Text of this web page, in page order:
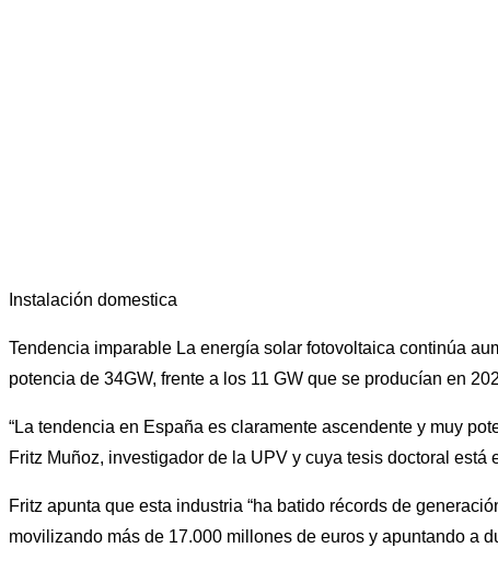
Instalación domestica
Tendencia imparable La energía solar fotovoltaica continúa
potencia de 34GW, frente a los 11 GW que se producían en
“La tendencia en España es claramente ascendente y muy
Fritz Muñoz, investigador de la UPV y cuya tesis doctoral
Fritz apunta que esta industria “ha batido récords de
movilizando más de 17.000 millones de euros y apuntando a